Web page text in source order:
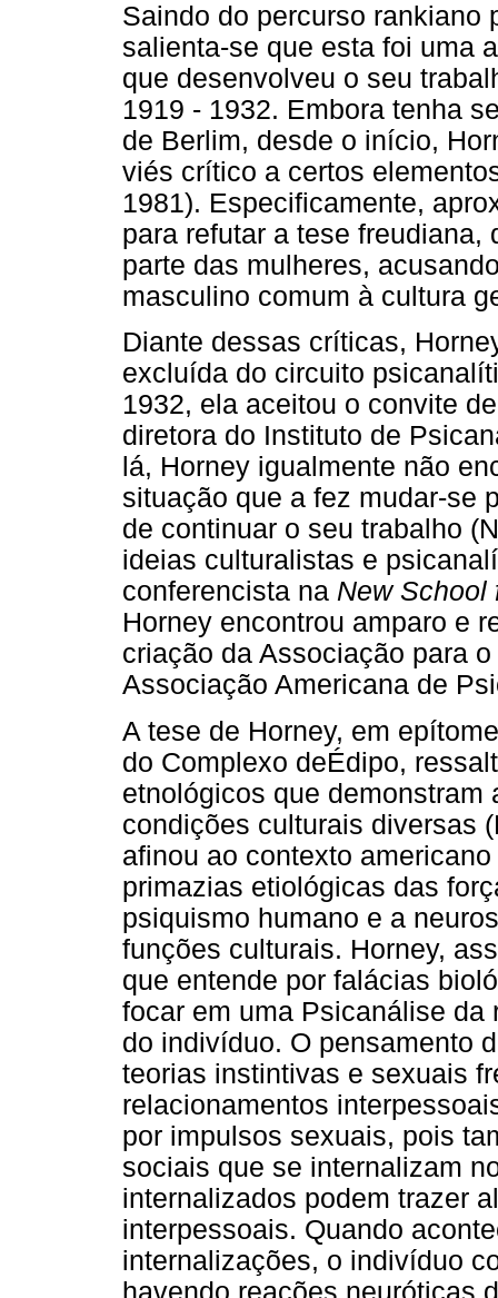
Saindo do percurso rankiano
salienta-se que esta foi uma
que desenvolveu o seu
1919 - 1932. Embora tenha
de Berlim, desde o início,
viés crítico a certos
1981). Especificamente,
para refutar a tese
parte das mulheres,
masculino comum à cultura
Diante dessas críticas,
excluída do circuito
1932, ela aceitou o convite
diretora do Instituto de
lá, Horney igualmente não
situação que a fez mudar-se
de continuar o seu trabalho
ideias culturalistas e
conferencista na New School
Horney encontrou amparo e
criação da Associação para
Associação Americana de
A tese de Horney, em
do Complexo deÉdipo,
etnológicos que
condições culturais diversas
afinou ao contexto
primazias etiológicas das
psiquismo humano e a
funções culturais. Horney,
que entende por falácias
focar em uma Psicanálise
do indivíduo. O pensamento
teorias instintivas e sexuais
relacionamentos
por impulsos sexuais, pois
sociais que se internalizam
internalizados podem trazer
interpessoais. Quando
internalizações, o indivíduo
havendo reações neuróticas